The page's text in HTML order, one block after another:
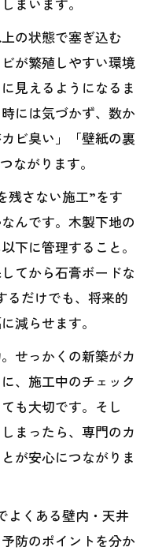
の状態で塞ぎ込む
が繁殖しやすい環境
見えるようになるま
には気づかず、数か
ビ臭い」「壁紙の裏
ながります。
残さない施工”をす
んです。木製下地の
下に管理すること。
てから石膏ボードな
るだけでも、将来的
減らせます。
せっかくの新築がカ
、施工中のチェック
も大切です。そし
まったら、専門のカ
が安心につながりま
よくある壁内・天井
防のポイントを分か